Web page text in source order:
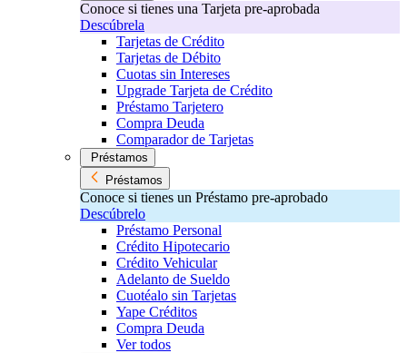
Conoce si tienes una Tarjeta pre-aprobada
Descúbrela
Tarjetas de Crédito
Tarjetas de Débito
Cuotas sin Intereses
Upgrade Tarjeta de Crédito
Préstamo Tarjetero
Compra Deuda
Comparador de Tarjetas
Préstamos
Préstamos
Conoce si tienes un Préstamo pre-aprobado
Descúbrelo
Préstamo Personal
Crédito Hipotecario
Crédito Vehicular
Adelanto de Sueldo
Cuotéalo sin Tarjetas
Yape Créditos
Compra Deuda
Ver todos